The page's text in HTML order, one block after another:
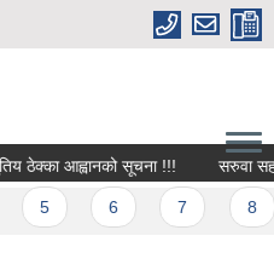
ठेक्का आह्वानको सूचना !!! सरुवा